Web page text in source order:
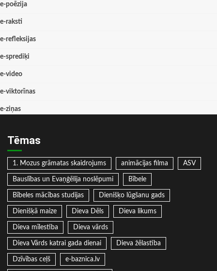
e-poēzija
e-raksti
e-refleksijas
e-sprediķi
e-video
e-viktorīnas
e-ziņas
Tēmas
1. Mozus grāmatas skaidrojums animācijas filma ASV
Bauslības un Evaņģēlija noslēpumi Bībele
Bībeles mācības studijas Dienišķo lūgšanu gads
Dienišķā maize Dieva Dēls Dieva likums
Dieva mīlestība Dieva vārds
Dieva Vārds katrai gada dienai Dieva žēlastība
Dzīvības ceļš e-baznica.lv